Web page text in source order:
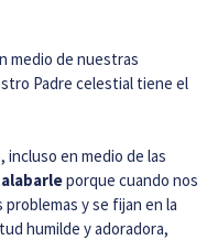
medio de nuestras
Padre celestial tiene el
incluso en medio de las
porque cuando nos
y se fijan en la
humilde y adoradora,